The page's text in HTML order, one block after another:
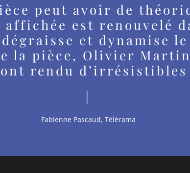
peut avoir de
est renouvelé
et dynamise
la pièce, Olivier
rendu
|
Fabienne Pascaud, Télérama